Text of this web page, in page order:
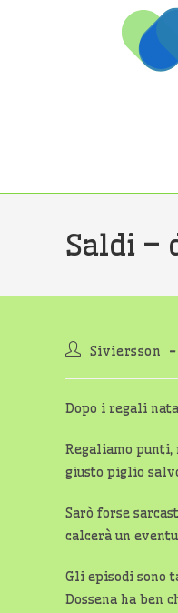
Saldi –
AutoreSiviersson
Dopo i regali
Regaliamo
giusto piglio
Sarò forse
calcerà un
Gli episodi sono
Dossena ha ben